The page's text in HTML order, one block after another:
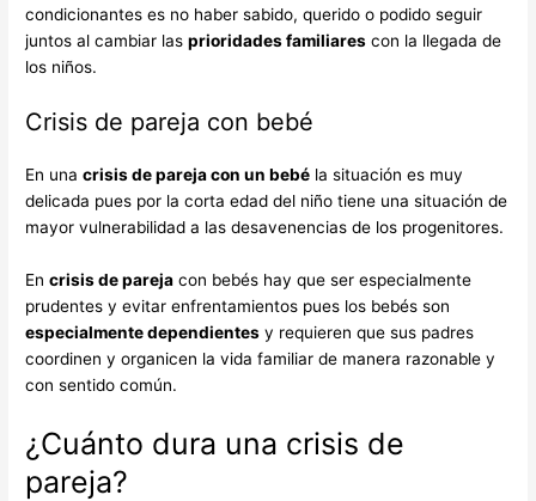
condicionantes es no haber sabido, querido o podido seguir
juntos al cambiar lasprioridades familiares con la llegada de
los niños.
Crisis de pareja con bebé
En unacrisis de pareja con un bebé la situación es muy
delicada pues por la corta edad del niño tiene una situación de
mayor vulnerabilidad a las desavenencias de los progenitores.
Encrisis de pareja con bebés hay que ser especialmente
prudentes y evitar enfrentamientos pues los bebés son
especialmente dependientes y requieren que sus padres
coordinen y organicen la vida familiar de manera razonable y
con sentido común.
¿Cuánto dura una crisis de
pareja?